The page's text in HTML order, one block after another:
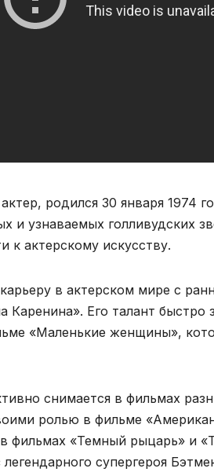
родился 30 января 1974
и узнаваемых голливудских
к актерскому искусству.
в актерском мире с
Его талант быстро
«Маленькие женщины»,
снимается в фильмах
ролью в фильме
фильмах «Темный рыцарь» и
супергероя